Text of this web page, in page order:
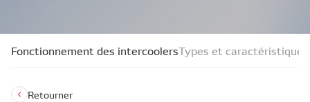
Fonctionnement des intercoolersTypes et caractéristiques
Retourner